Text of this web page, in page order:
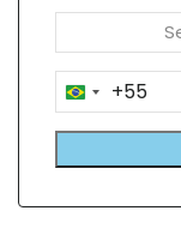
Brazil
+55
+55